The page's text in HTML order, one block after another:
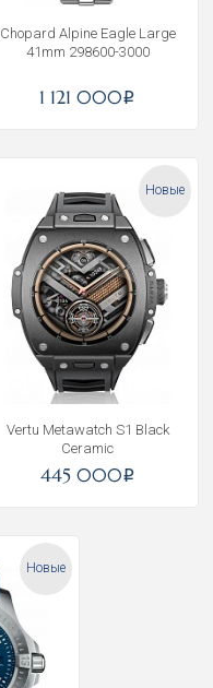
Chopard Alpine Eagle Large
41mm 298600-3000
1 121 000i
Новые
Vertu Metawatch S1 Black
Ceramic
445 000i
Новые